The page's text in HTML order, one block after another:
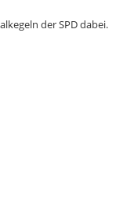
der SPD dabei.